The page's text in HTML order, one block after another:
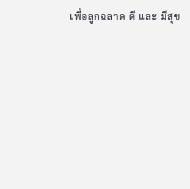
เพื่อลูกฉลาด ดี และ มีสุข